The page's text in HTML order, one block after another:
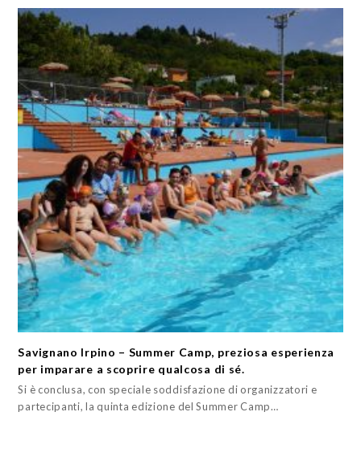
Savignano Irpino – Summer Camp, preziosa esperienza
per imparare a scoprire qualcosa di sé.
Si è conclusa, con speciale soddisfazione di organizzatori e
partecipanti, la quinta edizione del Summer Camp…